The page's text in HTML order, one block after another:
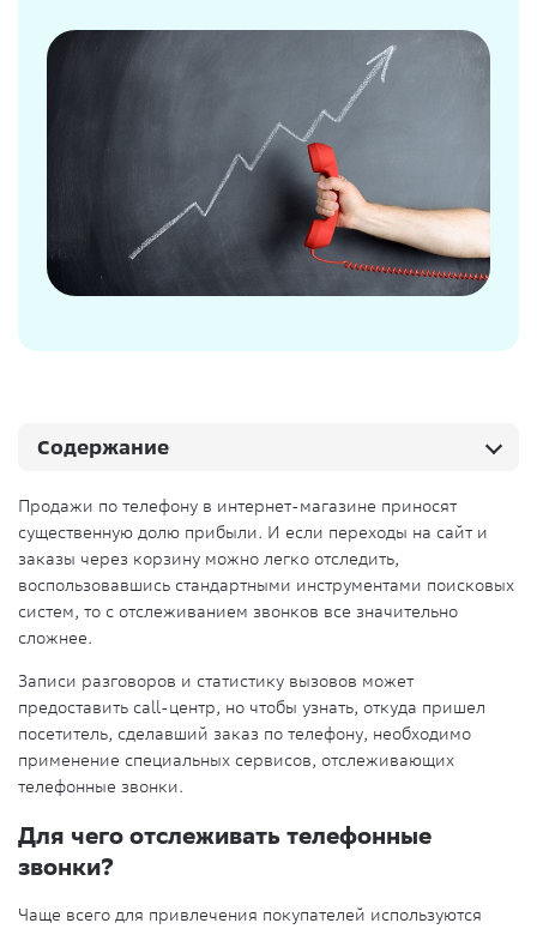
Продажи по телефону в интернет-магазине приносят
существенную долю прибыли. И если переходы на сайт и
заказы через корзину можно легко отследить,
воспользовавшись стандартными инструментами поисковых
систем, то с отслеживанием звонков все значительно
сложнее.
Записи разговоров и статистику вызовов может
предоставить call-центр, но чтобы узнать, откуда пришел
посетитель, сделавший заказ по телефону, необходимо
применение специальных сервисов, отслеживающих
телефонные звонки.
Для чего отслеживать телефонные
звонки?
Чаще всего для привлечения покупателей используются
Содержание